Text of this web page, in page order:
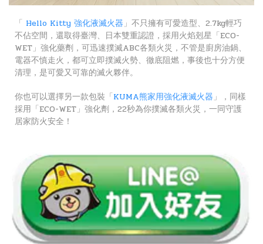
「 Hello Kitty 強化液滅火器」不只擁有可愛造型、2.7kg輕巧
不佔空間，還取得臺灣、日本雙重認證，採用火焰剋星「ECO-
WET」強化藥劑，可迅速撲滅ABC各類火災，不管是廚房油鍋、
電器不慎走火，都可立即撲滅火勢、徹底阻燃，事後也十分方便
清理，是可愛又可靠的滅火夥伴。
你也可以選擇另一款包裝「KUMA熊家用強化液滅火器」，同樣
採用「ECO-WET」強化劑，22秒為你撲滅各類火災，一同守護
居家防火安全！